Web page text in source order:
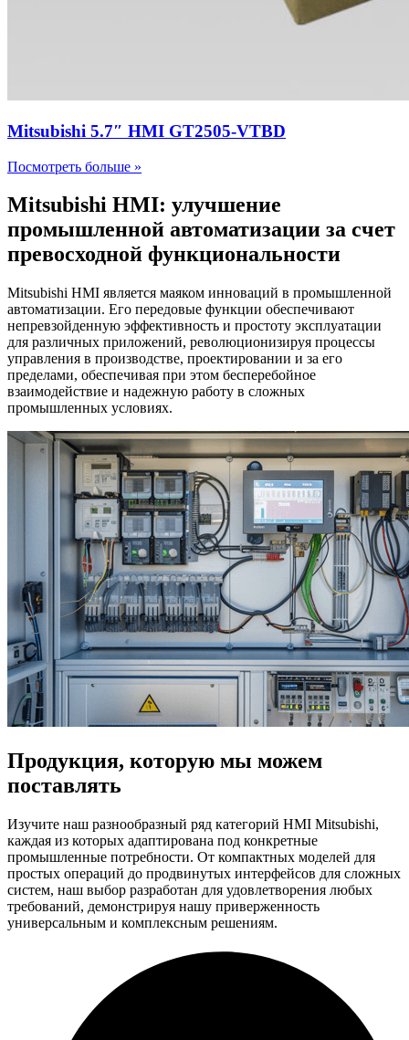
Mitsubishi 5.7″ HMI GT2505-VTBD
Посмотреть больше »
Mitsubishi HMI: улучшение
промышленной автоматизации за счет
превосходной функциональности
Mitsubishi HMI является маяком инноваций в промышленной
автоматизации. Его передовые функции обеспечивают
непревзойденную эффективность и простоту эксплуатации
для различных приложений, революционизируя процессы
управления в производстве, проектировании и за его
пределами, обеспечивая при этом бесперебойное
взаимодействие и надежную работу в сложных
промышленных условиях.
Продукция, которую мы можем
поставлять
Изучите наш разнообразный ряд категорий HMI Mitsubishi,
каждая из которых адаптирована под конкретные
промышленные потребности. От компактных моделей для
простых операций до продвинутых интерфейсов для сложных
систем, наш выбор разработан для удовлетворения любых
требований, демонстрируя нашу приверженность
универсальным и комплексным решениям.